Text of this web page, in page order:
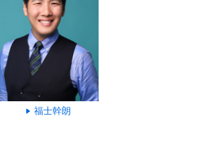
福士幹朗